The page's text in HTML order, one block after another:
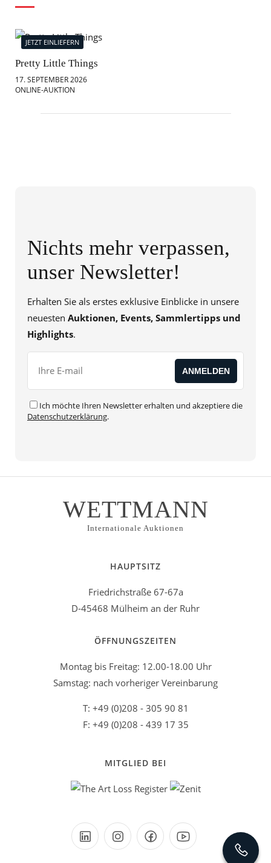
JETZT EINLIEFERN
Pretty Little Things
17. SEPTEMBER 2026
ONLINE-AUKTION
Nichts mehr verpassen,
unser Newsletter!
Erhalten Sie als erstes exklusive Einblicke in unsere
neuesten Auktionen, Events, Sammlertipps und
Highlights.
Ich möchte Ihren Newsletter erhalten und akzeptiere die
Datenschutzerklärung.
WETTMANN
Internationale Auktionen
HAUPTSITZ
Friedrichstraße 67-67a
D-45468 Mülheim an der Ruhr
ÖFFNUNGSZEITEN
Montag bis Freitag: 12.00-18.00 Uhr
Samstag: nach vorheriger Vereinbarung
T: +49 (0)208 - 305 90 81
F: +49 (0)208 - 439 17 35
MITGLIED BEI